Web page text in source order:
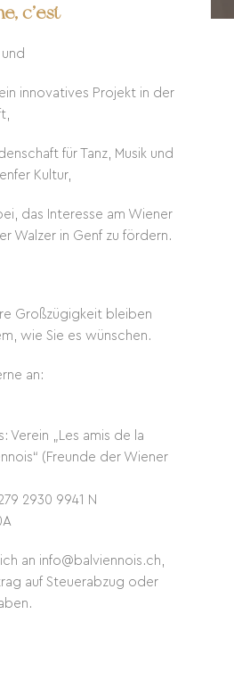
c’est
innovatives Projekt in der
für Tanz, Musik und
Kultur,
das Interesse am Wiener
Walzer in Genf zu fördern.
Großzügigkeit bleiben
wie Sie es wünschen.
an:
Verein „Les amis de la
(Freunde der Wiener
2930 9941 N
an info@balviennois.ch,
auf Steuerabzug oder